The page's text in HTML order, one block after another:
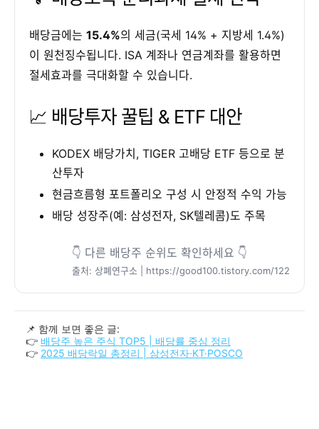
배당금에는 15.4%의 세금(국세 14% + 지방세 1.4%)
이 원천징수됩니다. ISA 계좌나 연금계좌를 활용하면
절세효과를 극대화할 수 있습니다.
📈 배당투자 꿀팁 & ETF 대안
KODEX 배당가치, TIGER 고배당 ETF 등으로 분
산투자
현금흐름형 포트폴리오 구성 시 안정적 수익 가능
배당 성장주(예: 삼성전자, SK텔레콤)도 주목
👇 다른 배당주 순위도 확인하세요 👇
출처: 상폐연구소 | https://good100.tistory.com/122
📌 함께 보면 좋은 글:
👉 배당주 높은 주식 TOP5 | 배당률 중심 정리
👉 2025 배당락일 총정리 | 삼성전자·KT·POSCO